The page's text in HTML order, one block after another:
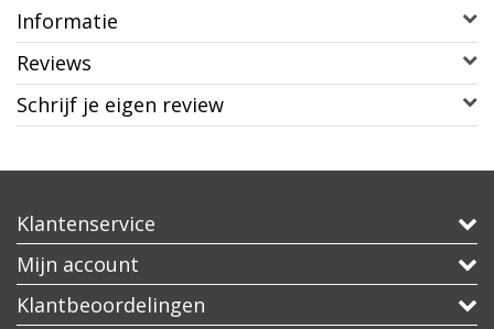
Informatie
Reviews
Schrijf je eigen review
Klantenservice
Mijn account
Klantbeoordelingen